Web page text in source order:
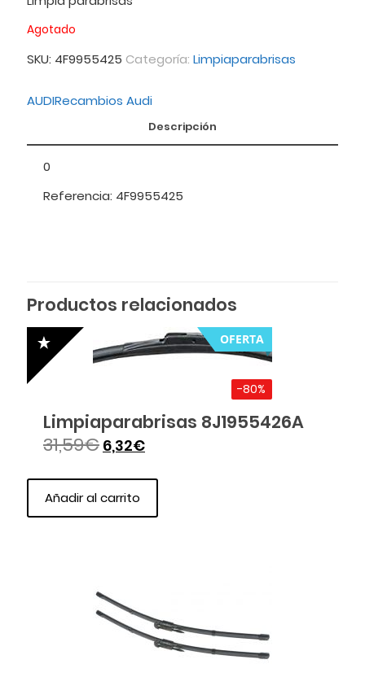
Agotado
SKU: 4F9955425 Categoría: Limpiaparabrisas
AUDIRecambios Audi
Descripción
0
Referencia: 4F9955425
Productos relacionados
-80%
OFERTA
Limpiaparabrisas 8J1955426A
31,59€ 6,32€
Añadir al carrito